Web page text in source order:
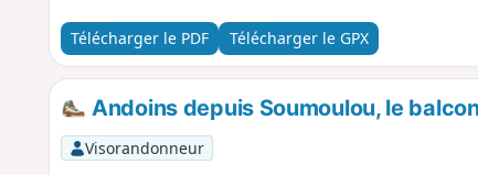
Télécharger le PDF Télécharger le GPX
Andoins depuis Soumoulou, le
Visorandonneur